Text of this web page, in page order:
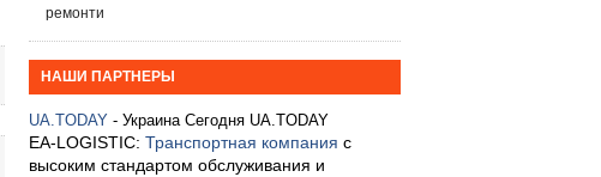
ремонти
НАШИ ПАРТНЕРЫ
UA.TODAY - Украина Сегодня UA.TODAY
EA-LOGISTIC: Транспортная компания с
высоким стандартом обслуживания и